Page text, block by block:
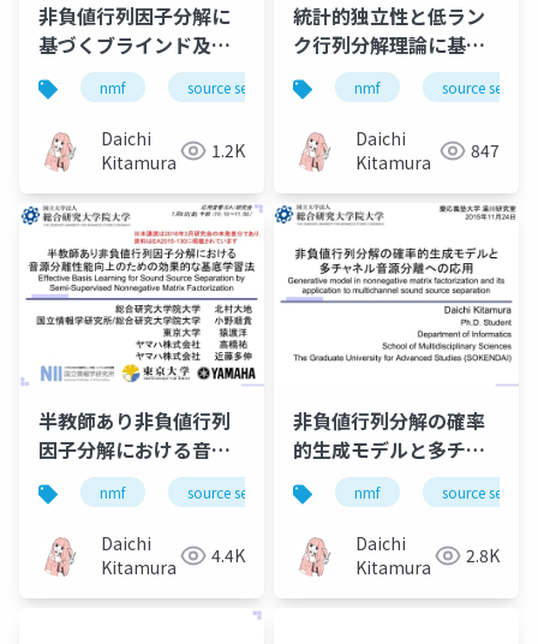
非負値行列因子分解に
基づくブラインド及び
教師あり音楽音源分離
の効果的最適化法
nmf source separation music bss
Daichi
Kitamura
1.2K
統計的独立性と低ラン
ク行列分解理論に基づ
くブラインド音源分離
–独立低ランク行列分
析– Blind source
separation based on
statistical
independence and
low-rank matrix
decomposition –
Independent low-
rank matrix analysis–
nmf source
Daichi
Kitamura
847
半教師あり非負値行列
因子分解における音源
分離性能向上のための
効果的な基底学習法
nmf source separation music bss
Daichi
Kitamura
4.4K
非負値行列分解の確率
的生成モデルと多チャ
ネル音源分離への応用
(Generative model in
nonnegative matrix
factorization and its
application to
nmf source
Daichi
Kitamura
2.8K